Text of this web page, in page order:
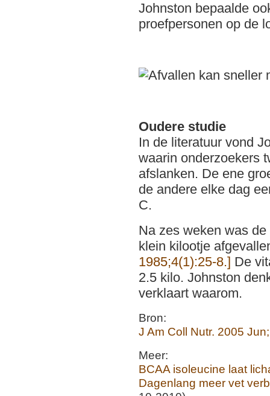
Johnston bepaalde
proefpersonen op de
Oudere studie
In de literatuur vond
waarin onderzoekers
afslanken. De ene
de andere elke dag
C.
Na zes weken was
klein kilootje
1985;4(1):25-8.] De
2.5 kilo. Johnston
verklaart waarom.
Bron:
J Am Coll Nutr. 2005
Meer:
BCAA isoleucine laat
Dagenlang meer vet